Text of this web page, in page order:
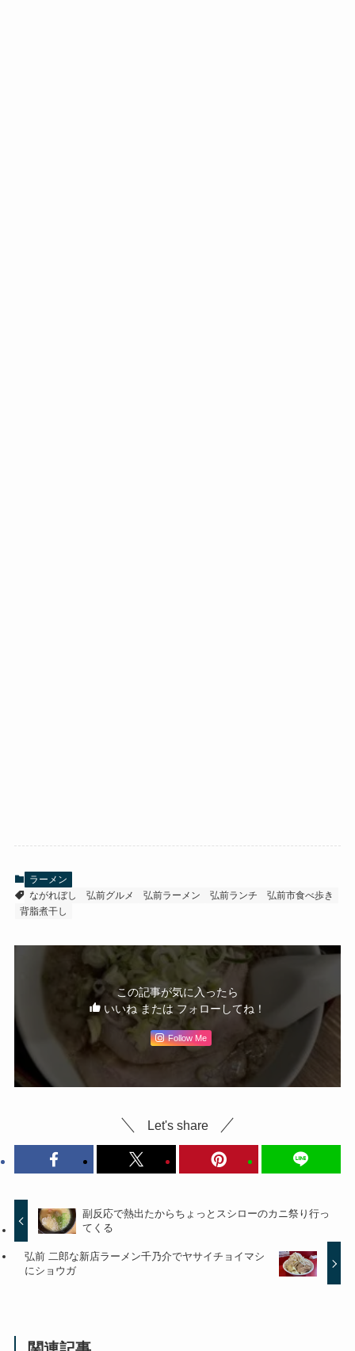
ラーメン
ながれぼし
弘前グルメ 弘前ラーメン 弘前ランチ
弘前市食べ歩き
背脂煮干し
この記事が気に入ったら
いいね または フォローしてね！
Follow Me
Let's share
副反応で熱出たからちょっとスシローのカニ祭り行っ
てくる
弘前 二郎な新店ラーメン千乃介でヤサイチョイマシ
にショウガ